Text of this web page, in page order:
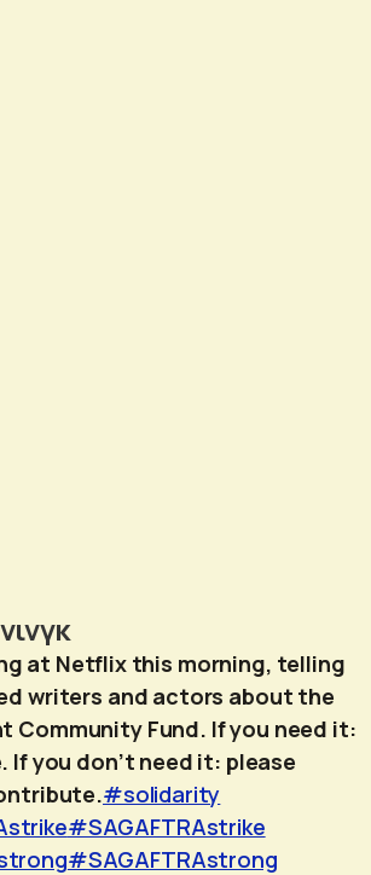
at Netflix this morning, telling
writers and actors about the
Community Fund. If you need it:
If you don’t need it: please
#solidarity
#SAGAFTRAstrike
#SAGAFTRAstrong